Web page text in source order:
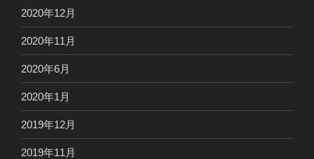
2020年12月
2020年11月
2020年6月
2020年1月
2019年12月
2019年11月